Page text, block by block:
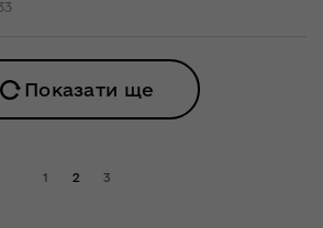
Показати ще
1 2 3